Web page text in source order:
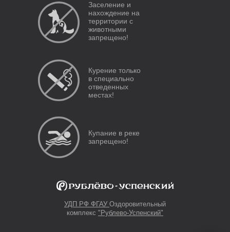
УДП РФ ФГАУ Оздоровительный
комплекс "Рублево-Успенский"
Заселение и
нахождение на
территории с
животными
запрещено!
Курение только
в специально
отведенных
местах!
Купание в реке
запрещено!